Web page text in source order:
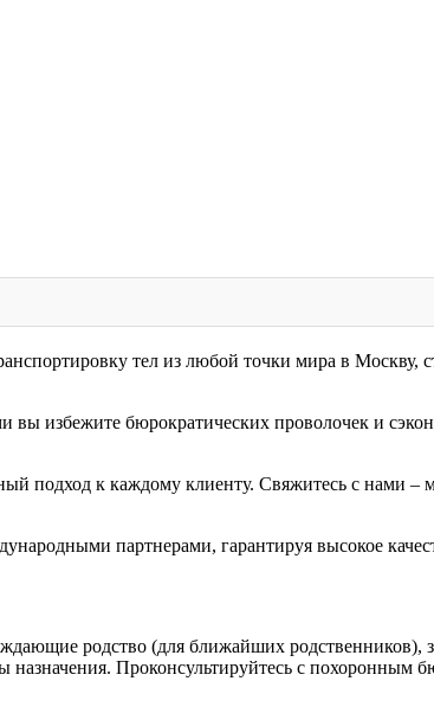
тел из любой точки мира в Москву,
избежите бюрократических проволочек и
подход к каждому клиенту. Свяжитесь с нами –
партнерами, гарантируя высокое
родство (для ближайших родственников),
назначения. Проконсультируйтесь с похоронным